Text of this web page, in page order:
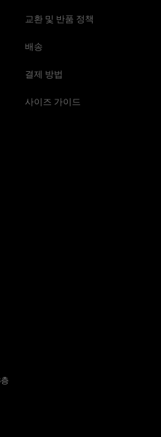
교환 및 반품 정책
배송
결제 방법
사이즈 가이드